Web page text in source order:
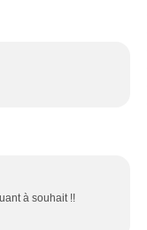
à souhait !!